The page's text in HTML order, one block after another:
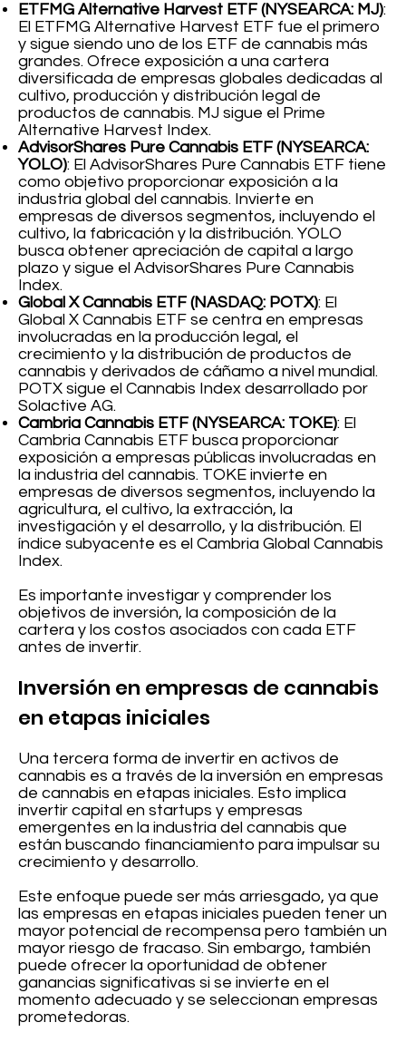
ETFMG Alternative Harvest ETF (NYSEARCA: MJ):
El ETFMG Alternative Harvest ETF fue el primero
y sigue siendo uno de los ETF de cannabis más
grandes. Ofrece exposición a una cartera
diversificada de empresas globales dedicadas al
cultivo, producción y distribución legal de
productos de cannabis. MJ sigue el Prime
Alternative Harvest Index.
AdvisorShares Pure Cannabis ETF (NYSEARCA:
YOLO): El AdvisorShares Pure Cannabis ETF tiene
como objetivo proporcionar exposición a la
industria global del cannabis. Invierte en
empresas de diversos segmentos, incluyendo el
cultivo, la fabricación y la distribución. YOLO
busca obtener apreciación de capital a largo
plazo y sigue el AdvisorShares Pure Cannabis
Index.
Global X Cannabis ETF (NASDAQ: POTX): El
Global X Cannabis ETF se centra en empresas
involucradas en la producción legal, el
crecimiento y la distribución de productos de
cannabis y derivados de cáñamo a nivel mundial.
POTX sigue el Cannabis Index desarrollado por
Solactive AG.
Cambria Cannabis ETF (NYSEARCA: TOKE): El
Cambria Cannabis ETF busca proporcionar
exposición a empresas públicas involucradas en
la industria del cannabis. TOKE invierte en
empresas de diversos segmentos, incluyendo la
agricultura, el cultivo, la extracción, la
investigación y el desarrollo, y la distribución. El
índice subyacente es el Cambria Global Cannabis
Index.
Es importante investigar y comprender los
objetivos de inversión, la composición de la
cartera y los costos asociados con cada ETF
antes de invertir.
Inversión en empresas de cannabis
en etapas iniciales
Una tercera forma de invertir en activos de
cannabis es a través de la inversión en empresas
de cannabis en etapas iniciales. Esto implica
invertir capital en startups y empresas
emergentes en la industria del cannabis que
están buscando financiamiento para impulsar su
crecimiento y desarrollo.
Este enfoque puede ser más arriesgado, ya que
las empresas en etapas iniciales pueden tener un
mayor potencial de recompensa pero también un
mayor riesgo de fracaso. Sin embargo, también
puede ofrecer la oportunidad de obtener
ganancias significativas si se invierte en el
momento adecuado y se seleccionan empresas
prometedoras.